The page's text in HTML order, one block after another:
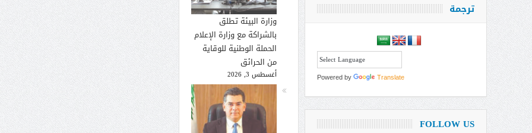
وزارة البيئة تطلق
بالشراكة مع وزارة الإعلام
الحملة الوطنية للوقاية
من الحرائق
أغسطس 3, 2026
ترجمة
Powered by Translate
FOLLOW US